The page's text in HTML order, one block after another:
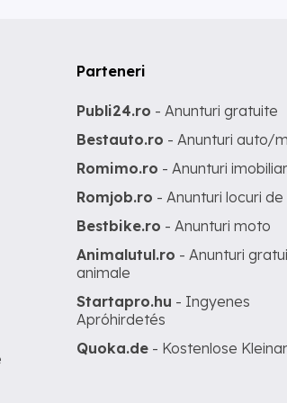
Parteneri
Publi24.ro - Anunturi gratuite
Bestauto.ro - Anunturi auto/
Romimo.ro - Anunturi
Romjob.ro - Anunturi locuri
Bestbike.ro - Anunturi moto
Animalutul.ro - Anunturi
animale
Startapro.hu - Ingyenes
Apróhirdetés
Quoka.de - Kostenlose